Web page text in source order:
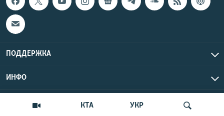
КТА УКР
ПОДДЕРЖКА
ИНФО
Copyright Крым.Реалии, 2026 | Все права защищены.
UTC+3